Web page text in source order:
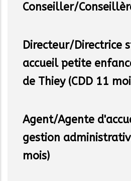
Conseiller/
Directeur/Directrice
accueil petite
de Thiey (CDD 11
Agent/Agente
gestion
mois)